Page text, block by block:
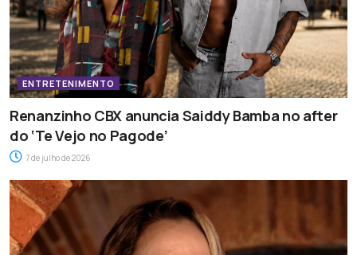
ENTRETENIMENTO
Renanzinho CBX anuncia Saiddy Bamba no after
do ‘Te Vejo no Pagode’
7 de julho de 2026